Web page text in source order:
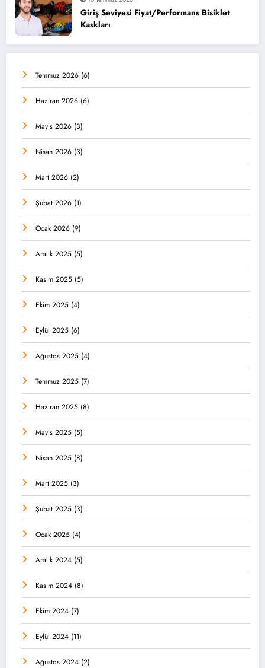
Giriş Seviyesi Fiyat/Performans Bisiklet
Kaskları
Temmuz 2026 (6)
Haziran 2026 (6)
Mayıs 2026 (3)
Nisan 2026 (3)
Mart 2026 (2)
Şubat 2026 (1)
Ocak 2026 (9)
Aralık 2025 (5)
Kasım 2025 (5)
Ekim 2025 (4)
Eylül 2025 (6)
Ağustos 2025 (4)
Temmuz 2025 (7)
Haziran 2025 (8)
Mayıs 2025 (5)
Nisan 2025 (8)
Mart 2025 (3)
Şubat 2025 (3)
Ocak 2025 (4)
Aralık 2024 (5)
Kasım 2024 (8)
Ekim 2024 (7)
Eylül 2024 (11)
Ağustos 2024 (2)